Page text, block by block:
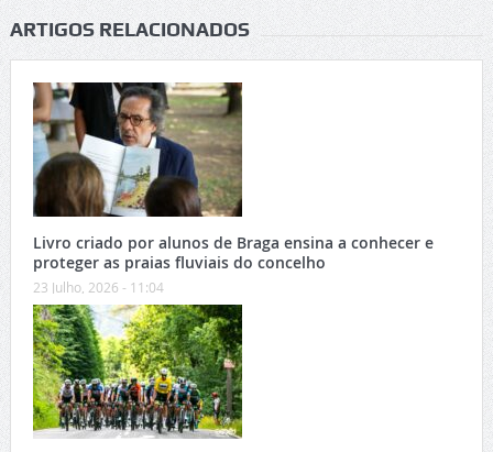
ARTIGOS RELACIONADOS
Livro criado por alunos de Braga ensina a conhecer e
proteger as praias fluviais do concelho
23 Julho, 2026 - 11:04